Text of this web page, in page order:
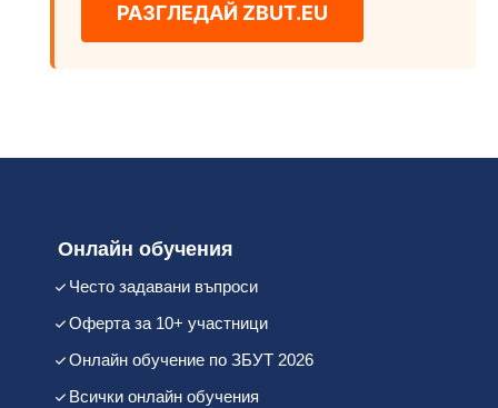
РАЗГЛЕДАЙ ZBUT.EU
Онлайн обучения
Често задавани въпроси
Оферта за 10+ участници
Онлайн обучение по ЗБУТ 2026
Всички онлайн обучения